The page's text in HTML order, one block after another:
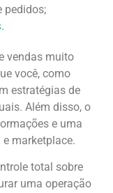
pedidos;
.
vendas muito
você, como
estratégias de
Além disso, o
e uma
marketplace.
total sobre
uma operação